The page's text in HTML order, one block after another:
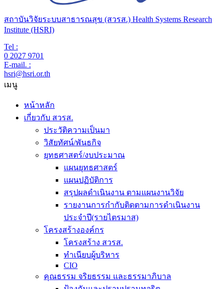
สถาบันวิจัยระบบสาธารณสุข (สวรส.) Health Systems Research
Institute (HSRI)
Tel :
0 2027 9701
E-mail. :
hsri@hsri.or.th
เมนู
หน้าหลัก
เกี่ยวกับ สวรส.
ประวัติความเป็นมา
วิสัยทัศน์/พันธกิจ
ยุทธศาสตร์/งบประมาณ
แผนยุทธศาสตร์
แผนปฏิบัติการ
สรุปผลดำเนินงาน ตามแผนงานวิจัย
รายงานการกำกับติดตามการดำเนินงาน
ประจำปี(รายไตรมาส)
โครงสร้างองค์กร
โครงสร้าง สวรส.
ทำเนียบผู้บริหาร
CIO
คุณธรรม จริยธรรม และธรรมาภิบาล